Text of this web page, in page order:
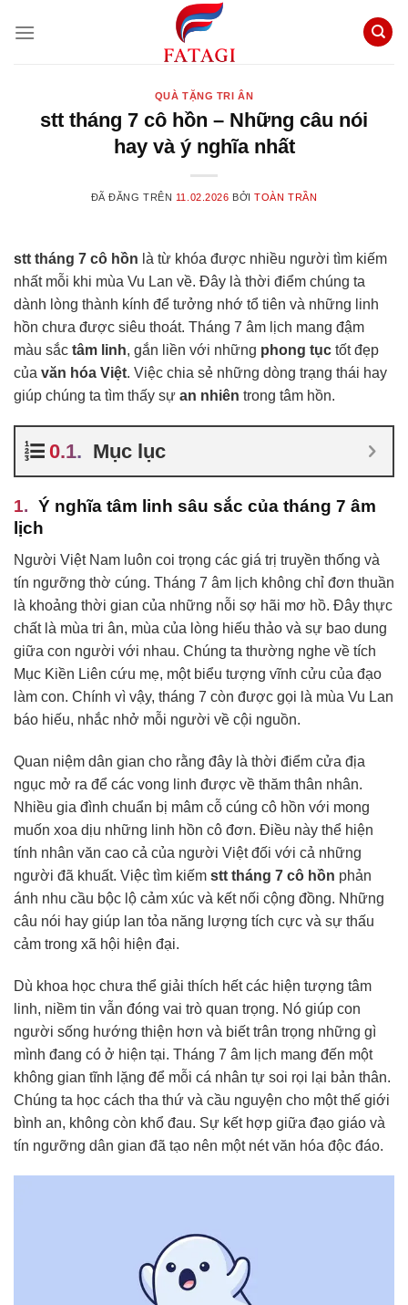
đến
QUÀ TẶNG TRI ÂN
stt tháng 7 cô hồn – Những câu nói
hay và ý nghĩa nhất
ĐÃ ĐĂNG TRÊN 11.02.2026 BỞITOÀN TRẦN
stt tháng 7 cô hồn là từ khóa được nhiều người tìm kiếm
nhất mỗi khi mùa Vu Lan về. Đây là thời điểm chúng ta
dành lòng thành kính để tưởng nhớ tổ tiên và những linh
hồn chưa được siêu thoát. Tháng 7 âm lịch mang đậm
màu sắc tâm linh, gắn liền với những phong tục tốt đẹp
của văn hóa Việt. Việc chia sẻ những dòng trạng thái hay
giúp chúng ta tìm thấy sự an nhiên trong tâm hồn.
Mục lục
Ý nghĩa tâm linh sâu sắc của tháng 7 âm
lịch
Người Việt Nam luôn coi trọng các giá trị truyền thống và
tín ngưỡng thờ cúng. Tháng 7 âm lịch không chỉ đơn thuần
là khoảng thời gian của những nỗi sợ hãi mơ hồ. Đây thực
chất là mùa tri ân, mùa của lòng hiếu thảo và sự bao dung
giữa con người với nhau. Chúng ta thường nghe về tích
Mục Kiền Liên cứu mẹ, một biểu tượng vĩnh cửu của đạo
làm con. Chính vì vậy, tháng 7 còn được gọi là mùa Vu Lan
báo hiếu, nhắc nhở mỗi người về cội nguồn.
Quan niệm dân gian cho rằng đây là thời điểm cửa địa
ngục mở ra để các vong linh được về thăm thân nhân.
Nhiều gia đình chuẩn bị mâm cỗ cúng cô hồn với mong
muốn xoa dịu những linh hồn cô đơn. Điều này thể hiện
tính nhân văn cao cả của người Việt đối với cả những
người đã khuất. Việc tìm kiếm stt tháng 7 cô hồn phản
ánh nhu cầu bộc lộ cảm xúc và kết nối cộng đồng. Những
câu nói hay giúp lan tỏa năng lượng tích cực và sự thấu
cảm trong xã hội hiện đại.
Dù khoa học chưa thể giải thích hết các hiện tượng tâm
linh, niềm tin vẫn đóng vai trò quan trọng. Nó giúp con
người sống hướng thiện hơn và biết trân trọng những gì
mình đang có ở hiện tại. Tháng 7 âm lịch mang đến một
không gian tĩnh lặng để mỗi cá nhân tự soi rọi lại bản thân.
Chúng ta học cách tha thứ và cầu nguyện cho một thế giới
bình an, không còn khổ đau. Sự kết hợp giữa đạo giáo và
tín ngưỡng dân gian đã tạo nên một nét văn hóa độc đáo.